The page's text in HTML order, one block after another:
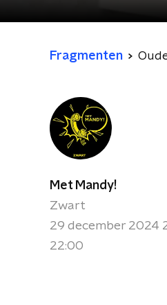
Fragmenten
Met Mandy!
Zwart
29 december 2024
22:00